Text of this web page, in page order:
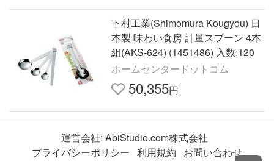
下村工業(Shimomura Kougyou) 日
本製 味わい食房 計量スプーン 4本
組(AKS-624) (1451486) 入数:120
ホームセンタードットコム
50,355円
運営会社: AbiStudio.com株式会社
プライバシーポリシー 利用規約 お問い合わせ